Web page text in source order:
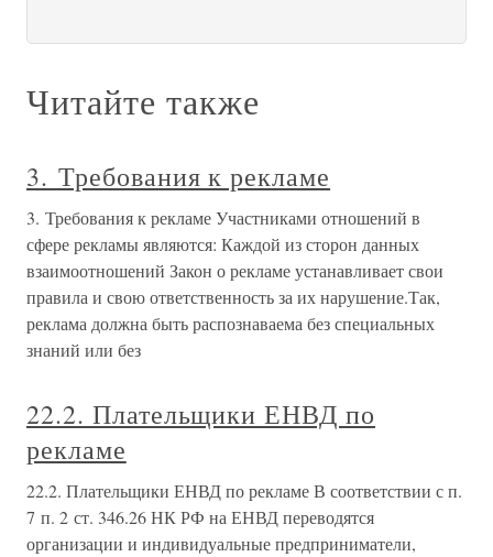
Читайте также
3. Требования к рекламе
3. Требования к рекламе Участниками отношений в
сфере рекламы являются: Каждой из сторон данных
взаимоотношений Закон о рекламе устанавливает свои
правила и свою ответственность за их нарушение.Так,
реклама должна быть распознаваема без специальных
знаний или без
22.2. Плательщики ЕНВД по
рекламе
22.2. Плательщики ЕНВД по рекламе В соответствии с п.
7 п. 2 ст. 346.26 НК РФ на ЕНВД переводятся
организации и индивидуальные предприниматели,